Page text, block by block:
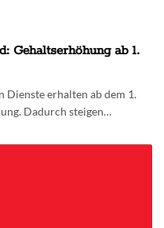
Gehaltserhöhung ab 1.
Dienste erhalten ab dem 1.
Dadurch steigen…